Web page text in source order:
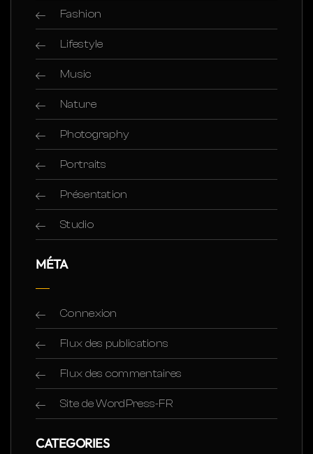
Fashion
Lifestyle
Music
Nature
Photography
Portraits
Présentation
Studio
MÉTA
Connexion
Flux des publications
Flux des commentaires
Site de WordPress-FR
CATEGORIES